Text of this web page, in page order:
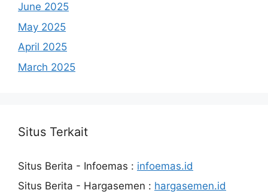
June 2025
May 2025
April 2025
March 2025
Situs Terkait
Situs Berita - Infoemas : infoemas.id
Situs Berita - Hargasemen : hargasemen.id